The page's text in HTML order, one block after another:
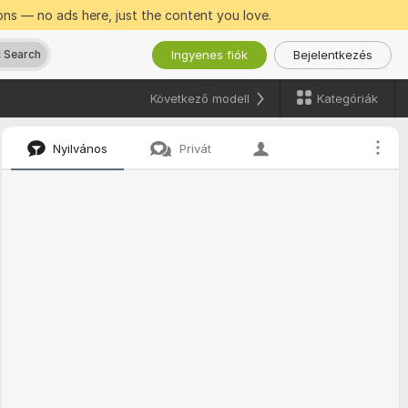
— no ads here, just the content you love.
Search Ingyenes fiók Bejelentkezés
Következő modell Kategóriák
Nyilvános Privát